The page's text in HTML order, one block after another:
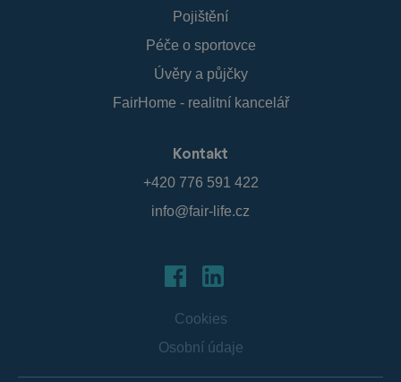
Pojištění
Péče o sportovce
Úvěry a půjčky
FairHome - realitní kancelář
Kontakt
+420 776 591 422
info@fair-life.cz
Cookies
Osobní údaje